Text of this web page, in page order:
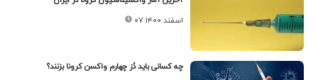
۰۷ اسفند ۱۴۰۰
چه کسانی باید دُز چهارم واکسن کرونا بزنند؟